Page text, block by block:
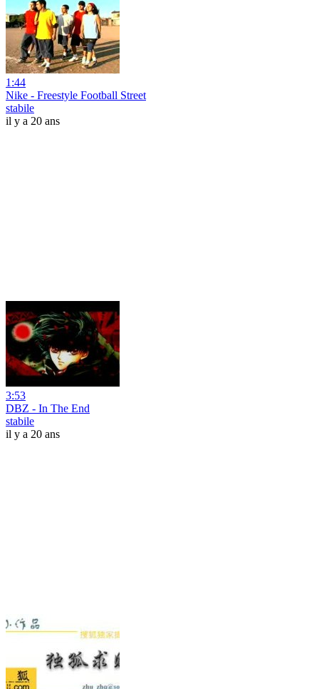
1:44
Nike - Freestyle Football Street
stabile
il y a 20 ans
3:53
DBZ - In The End
stabile
il y a 20 ans